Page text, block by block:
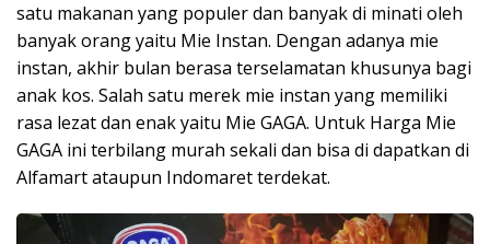
satu makanan yang populer dan banyak di minati oleh
banyak orang yaitu Mie Instan. Dengan adanya mie
instan, akhir bulan berasa terselamatan khusunya bagi
anak kos. Salah satu merek mie instan yang memiliki
rasa lezat dan enak yaitu Mie GAGA. Untuk Harga Mie
GAGA ini terbilang murah sekali dan bisa di dapatkan di
Alfamart ataupun Indomaret terdekat.